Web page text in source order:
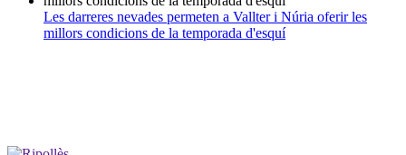
Les darreres nevades permeten a Vallter i Núria oferir les
millors condicions de la temporada d'esquí